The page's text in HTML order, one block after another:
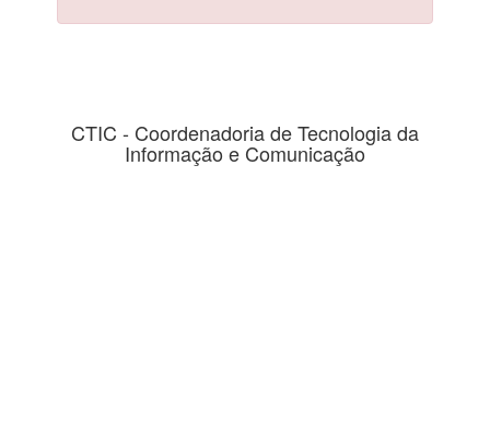
CTIC - Coordenadoria de Tecnologia da
Informação e Comunicação